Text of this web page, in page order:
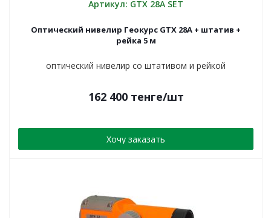
Артикул: GTX 28A SET
Оптический нивелир Геокурс GTX 28A + штатив +
рейка 5 м
оптический нивелир со штативом и рейкой
162 400тенге/шт
Хочу заказать